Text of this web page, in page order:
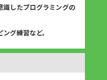
識したプログラミングの
グ練習など。